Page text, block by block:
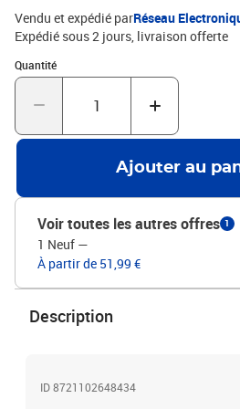
s'amuser à l'heure du coucher. Cette
seulement sera un point focal
de la fantaisie et de l'amusement dans
latérale ouverte : le toit est doté d'une
permet à vos enfants d'entrer et de
savoir :La livraison ne comprend que le
massifDimensions : 199 x 80,5 x 88 cm
moins de 6 ansAssemblage requis : oui
Vendu et expédié parRéseau
Expédié sous 2 jours livraison offerte
Quantité
Quantité : 1
Ajouter au
Voir toutes les autres offres 1
1 Neuf —
À partir de 51,99 €
Description
ID 8721102648434